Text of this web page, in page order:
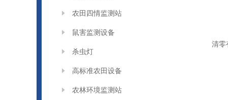
农田四情监测站
鼠害监测设备
杀虫灯
高标准农田设备
农林环境监测站
清零